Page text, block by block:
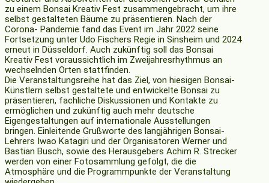
zu einem Bonsai Kreativ Fest zusammengebracht, um ihre
selbst gestalteten Bäume zu präsentieren. Nach der
Corona- Pandemie fand das Event im Jahr 2022 seine
Fortsetzung unter Udo Fischers Regie in Sinsheim und 2024
erneut in Düsseldorf. Auch zukünftig soll das Bonsai
Kreativ Fest voraussichtlich im Zweijahresrhythmus an
wechselnden Orten stattfinden.
Die Veranstaltungsreihe hat das Ziel, von hiesigen Bonsai-
Künstlern selbst gestaltete und entwickelte Bonsai zu
präsentieren, fachliche Diskussionen und Kontakte zu
ermöglichen und zukünftig auch mehr deutsche
Eigengestaltungen auf internationale Ausstellungen
bringen. Einleitende Grußworte des langjährigen Bonsai-
Lehrers Iwao Katagiri und der Organisatoren Werner und
Bastian Busch, sowie des Herausgebers Achim R. Strecker
werden von einer Fotosammlung gefolgt, die die
Atmosphäre und die Programmpunkte der Veranstaltung